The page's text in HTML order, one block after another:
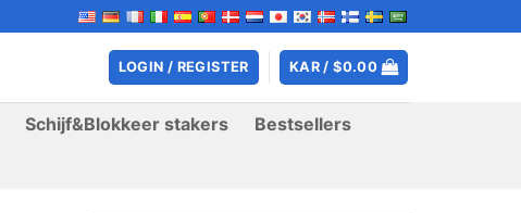
LOGIN / REGISTER KAR /$0.00
Schijf&Blokkeer stakers
Bestsellers